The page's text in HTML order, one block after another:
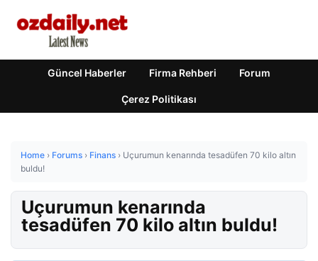
Güncel Haberler Firma Rehberi Forum
Çerez Politikası
Home › Forums › Finans › Uçurumun kenarında tesadüfen 70 kilo altın
buldu!
Uçurumun kenarında
tesadüfen 70 kilo altın buldu!